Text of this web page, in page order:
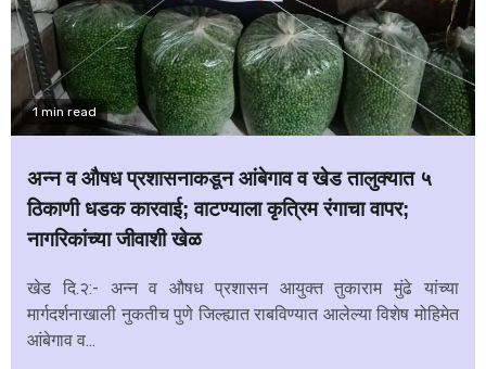
1 min read
अन्न व औषध प्रशासनाकडून आंबेगाव व खेड तालुक्यात ५
ठिकाणी धडक कारवाई; वाटण्याला कृत्रिम रंगाचा वापर;
नागरिकांच्या जीवाशी खेळ
खेड दि.२:- अन्न व औषध प्रशासन आयुक्त तुकाराम मुंढे यांच्या
मार्गदर्शनाखाली नुकतीच पुणे जिल्ह्यात राबविण्यात आलेल्या विशेष मोहिमेत
आंबेगाव व...